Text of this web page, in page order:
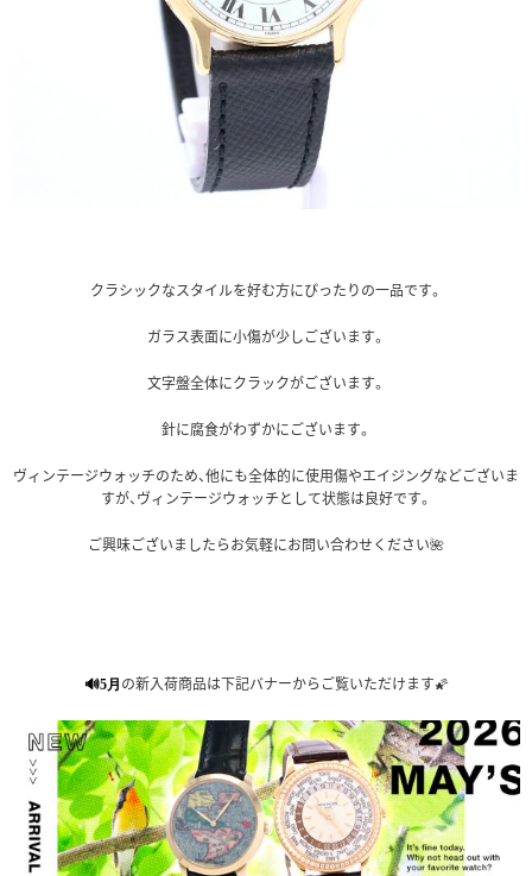
クラシックなスタイルを好む方にぴったりの一品です。
ガラス表面に小傷が少しございます。
文字盤全体にクラックがございます。
針に腐食がわずかにございます。
ヴィンテージウォッチのため、他にも全体的に使用傷やエイジングなどございま
すが、ヴィンテージウォッチとして状態は良好です。
ご興味ございましたらお気軽にお問い合わせください🌺
🔊5月 の新入荷商品は下記バナーからご覧いただけます🌠